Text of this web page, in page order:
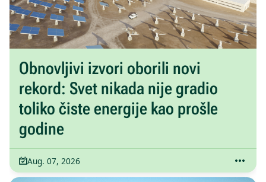
Obnovljivi izvori oborili novi
rekord: Svet nikada nije gradio
toliko čiste energije kao prošle
godine
Aug. 07, 2026